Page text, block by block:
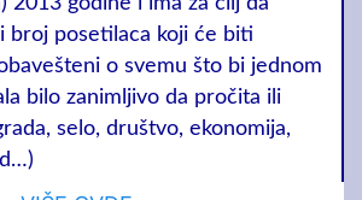
broj posetilaca koji će biti
o svemu što bi jednom
bilo zanimljivo da pročita ili
selo, društvo, ekonomija,